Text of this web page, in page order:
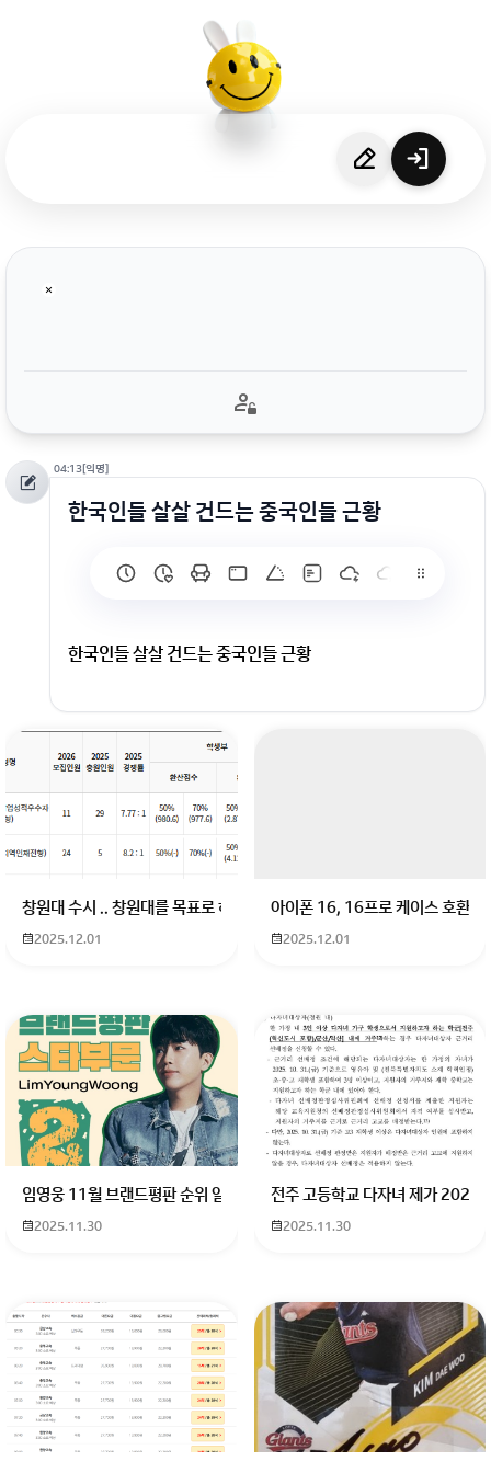
04:13[익명]
한국인들 살살 건드는 중국인들 근황
한국인들 살살 건드는 중국인들 근황
회원가입 혹은 광고 [X]를 누르면 내용이 보입니다
창원대 수시 .. 창원대를 목표로 하고 있는 09년생입니다 지금 제 내신이 5
2025.12.01
아이폰 16, 16프로 케이스 호환
2025.12.01
임영웅 11월 브랜드평판 순위 알고싶어요 임영웅 11월 브랜드평판에서
2025.11.30
전주 고등학교 다자녀 제가 2027
2025.11.30